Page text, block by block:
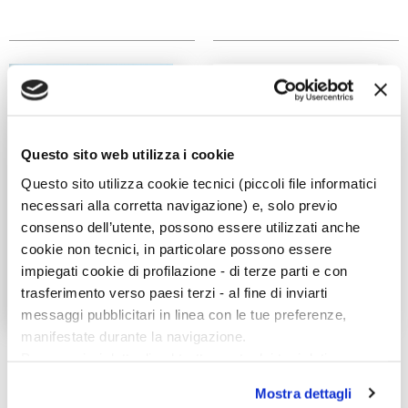
Questo sito web utilizza i cookie
Questo sito utilizza cookie tecnici (piccoli file informatici
necessari alla corretta navigazione) e, solo previo
consenso dell’utente, possono essere utilizzati anche
cookie non tecnici, in particolare possono essere
impiegati cookie di profilazione - di terze parti e con
trasferimento verso paesi terzi - al fine di inviarti
messaggi pubblicitari in linea con le tue preferenze,
manifestate durante la navigazione.
scelte privacy sui cookie, ti invitiamo a prendere visione
Mostra dettagli
A come animale. Voci
A piedi scalzi nel kibbutz